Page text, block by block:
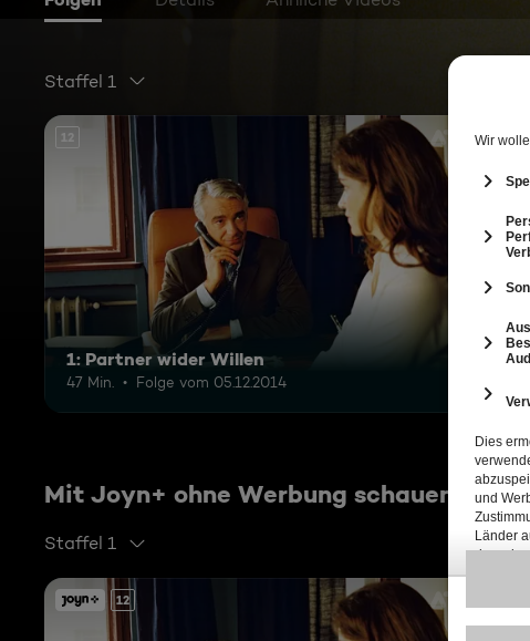
Staffel 1
12
1: Partner wider Willen
47 Min. Folge vom 05.12.2014
Mit Joyn+ ohne Werbung schauen
Staffel 1
12